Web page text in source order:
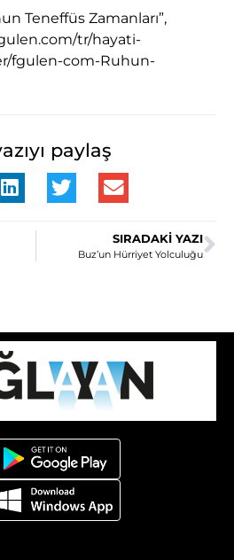
Teneffüs Zamanları”,
tr/hayati-
fgulen-com-Ruhun-
paylaş
SIRADAKI YAZI
Buz’un Hürriyet Yolculuğu